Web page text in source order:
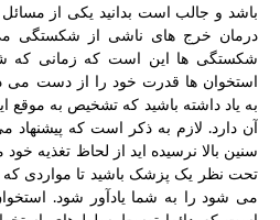
باشد و جالب است بدانید یکی از
درمان خرج های ناشی از شکستگی می
شکستگی ها این است که زمانی که
استخوان ها قدرت خود را از دست می
به یاد داشته باشید که تشخیص به موقع
آن دارد. لازم به ذکر است که
سنین بالا نرسیده اید از لحاظ تغذیه
تحت نظر یک پزشک باشید تا مواردی
می شود را به شما یادآور شود.